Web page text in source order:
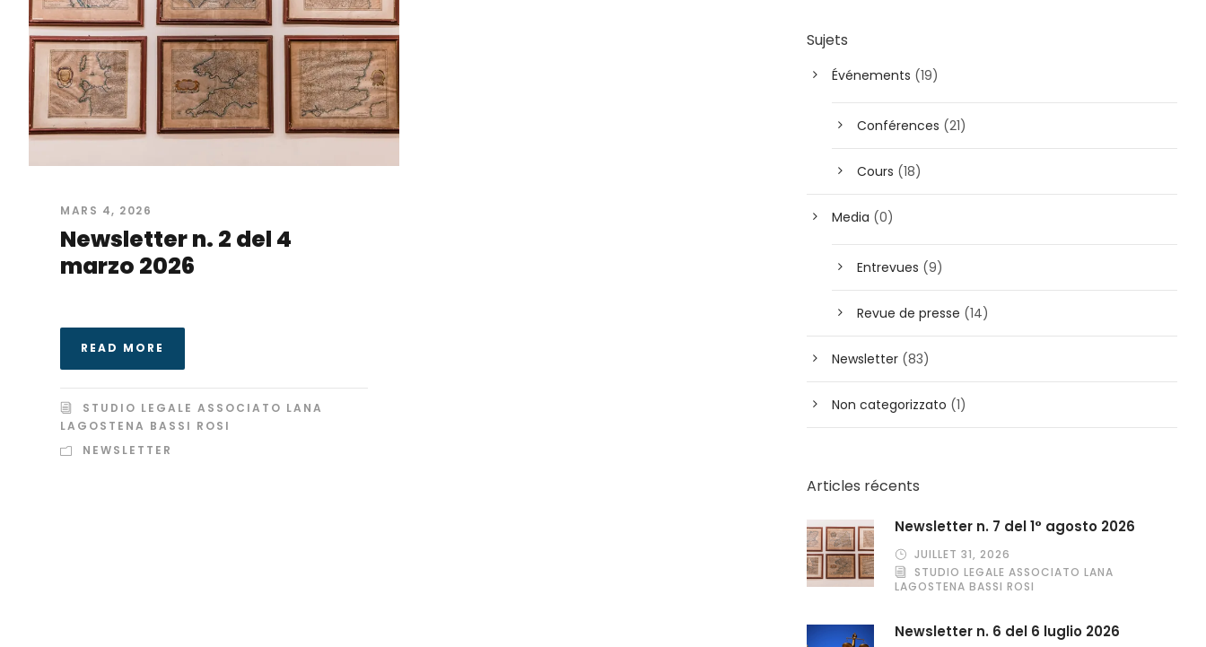
MARS 4, 2026
Newsletter n. 2 del 4
marzo 2026
READ MORE
STUDIO LEGALE ASSOCIATO LANA
LAGOSTENA BASSI ROSI
NEWSLETTER
Sujets
Événements (19)
Conférences (21)
Cours (18)
Media (0)
Entrevues (9)
Revue de presse (14)
Newsletter(83)
Non categorizzato (1)
Articles récents
Newsletter n. 7 del 1° agosto 2026
JUILLET 31, 2026
STUDIO LEGALE ASSOCIATO LANA
LAGOSTENA BASSI ROSI
Newsletter n. 6 del 6 luglio 2026